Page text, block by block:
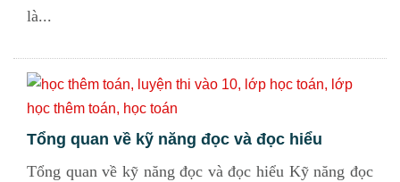
là...
Tổng quan về kỹ năng đọc và đọc hiểu
Tổng quan về kỹ năng đọc và đọc hiểu Kỹ năng đọc